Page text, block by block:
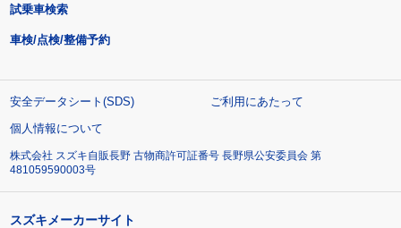
試乗車検索
車検/点検/整備予約
安全データシート(SDS)
ご利用にあたって
個人情報について
株式会社 スズキ自販長野 古物商許可証番号 長野県公安委員会 第
481059590003号
スズキメーカーサイト